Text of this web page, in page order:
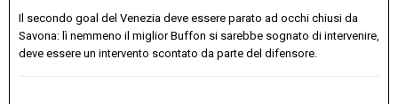
Il secondo goal del Venezia deve essere parato ad occhi chiusi da
Savona: lì nemmeno il miglior Buffon si sarebbe sognato di intervenire,
deve essere un intervento scontato da parte del difensore.